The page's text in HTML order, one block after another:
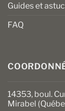
Guides et
FAQ
14353, boul.
Mirabel